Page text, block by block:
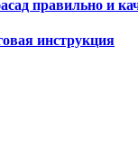
правильно и
инструкция